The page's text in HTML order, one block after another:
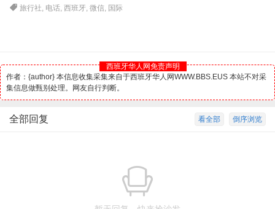
旅行社, 电话,西班牙,微信, 国际
西班牙华人网免责声明
作者：{author} 本信息收集采集来自于西班牙华人网WWW.BBS.EUS 本站不对采
集信息做甄别处理。网友自行判断。
倒序浏览
看全部
全部回复